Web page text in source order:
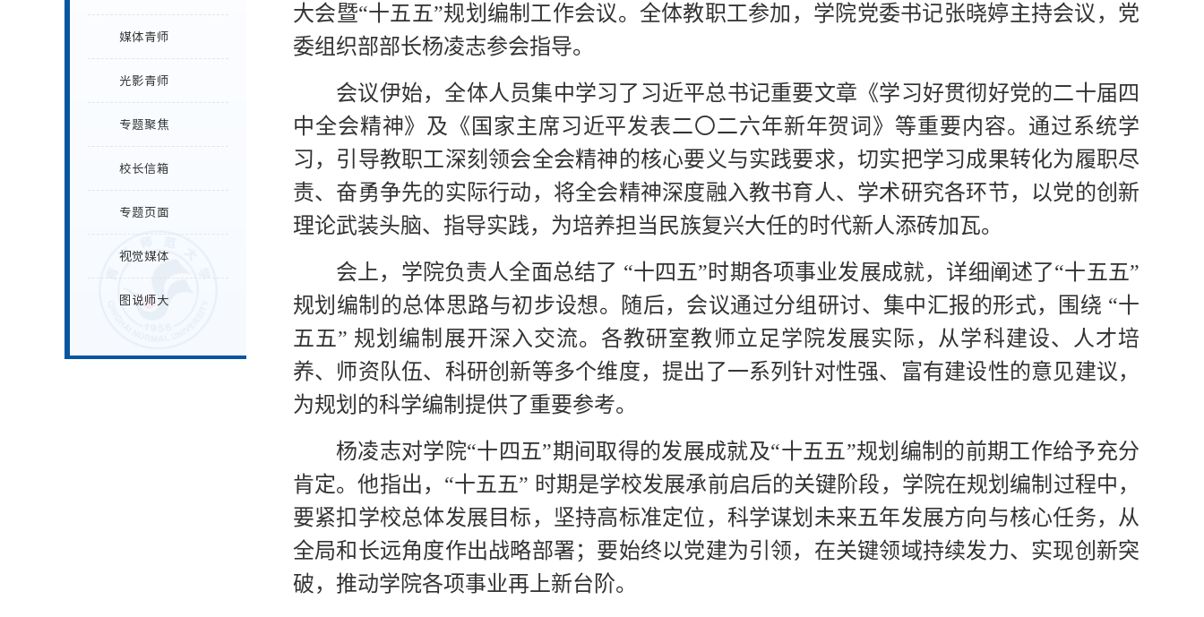
媒体青师
光影青师
专题聚焦
校长信箱
专题页面
视觉媒体
图说师大
大会暨“十五五”规划编制工作会议。全体教职工参加，学院党委书记张晓婷主持会议，党
委组织部部长杨凌志参会指导。
会议伊始，全体人员集中学习了习近平总书记重要文章 《学习好贯彻好党的二十届四
中全会精神》及《国家主席习近平发表二〇二六年新年贺词》等重要内容。通过系统学
习，引导教职工深刻领会全会精神的核心要义与实践要求，切实把学习成果转化为履职尽
责、奋勇争先的实际行动，将全会精神深度融入教书育人、学术研究各环节，以党的创新
理论武装头脑、指导实践，为培养担当民族复兴大任的时代新人添砖加瓦。
会上，学院负责人全面总结了 “十四五”时期各项事业发展成就，详细阐述了“十五五”
规划编制的总体思路与初步设想。随后，会议通过分组研讨、集中汇报的形式，围绕 “十
五五” 规划编制展开深入交流。各教研室教师立足学院发展实际，从学科建设、人才培
养、师资队伍、科研创新等多个维度，提出了一系列针对性强、富有建设性的意见建议，
为规划的科学编制提供了重要参考。
杨凌志对学院“十四五”期间取得的发展成就及“十五五”规划编制的前期工作给予充分
肯定。他指出，“十五五” 时期是学校发展承前启后的关键阶段，学院在规划编制过程中，
要紧扣学校总体发展目标，坚持高标准定位，科学谋划未来五年发展方向与核心任务，从
全局和长远角度作出战略部署；要始终以党建为引领，在关键领域持续发力、实现创新突
破，推动学院各项事业再上新台阶。